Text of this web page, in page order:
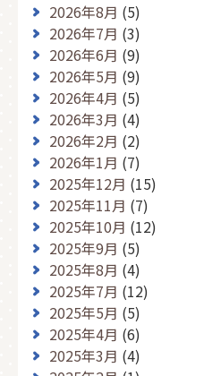
2026年8月 (5)
2026年7月 (3)
2026年6月 (9)
2026年5月 (9)
2026年4月 (5)
2026年3月 (4)
2026年2月 (2)
2026年1月 (7)
2025年12月 (15)
2025年11月 (7)
2025年10月 (12)
2025年9月 (5)
2025年8月 (4)
2025年7月 (12)
2025年5月 (5)
2025年4月 (6)
2025年3月 (4)